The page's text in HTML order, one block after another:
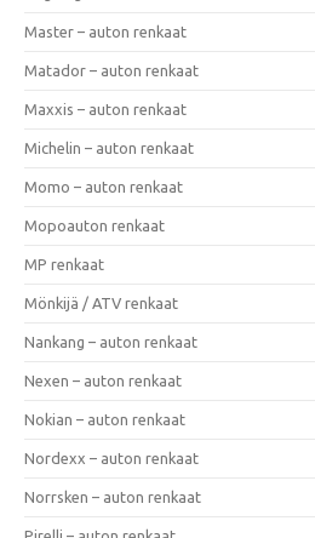
Master – auton renkaat
Matador – auton renkaat
Maxxis – auton renkaat
Michelin – auton renkaat
Momo – auton renkaat
Mopoauton renkaat
MP renkaat
Mönkijä / ATV renkaat
Nankang – auton renkaat
Nexen – auton renkaat
Nokian – auton renkaat
Nordexx – auton renkaat
Norrsken – auton renkaat